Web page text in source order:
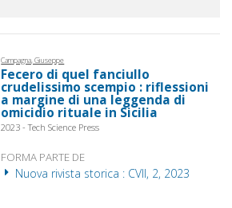
Campagna, Giuseppe
Fecero di quel fanciullo
crudelissimo scempio : riflessioni
a margine di una leggenda di
omicidio rituale in Sicilia
2023 - Tech Science Press
FORMA PARTE DE
Nuova rivista storica : CVII, 2, 2023